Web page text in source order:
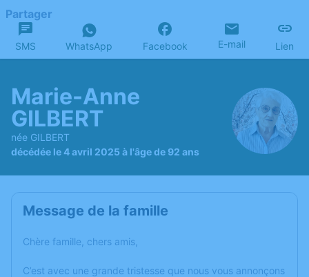
Partager
SMS WhatsApp Facebook E-mail Lien
Marie-Anne
GILBERT
née GILBERT
décédée le 4 avril 2025 à l'âge de 92 ans
Message de la famille
Chère famille, chers amis,
C’est avec une grande tristesse que nous vous annonçons